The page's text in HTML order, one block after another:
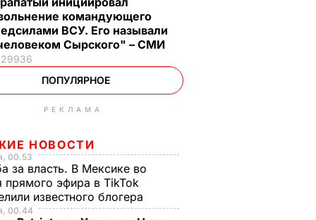
командующего
ВСУ. Его называли
Сырского" – СМИ
29936
ПОПУЛЯРНОЕ
РЕКЛАМА
НОВОСТИ
00.53
за власть. В Мексике во
прямого эфира в TikTok
известного блогера
00.44